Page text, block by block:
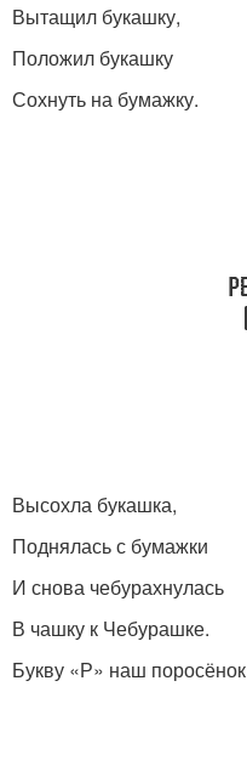
Вытащил букашку,
Положил букашку
Сохнуть на бумажку.
Высохла букашка,
Поднялась с бумажки
И снова чебурахнулась
В чашку к Чебурашке.
Букву «Р» наш поросёнок